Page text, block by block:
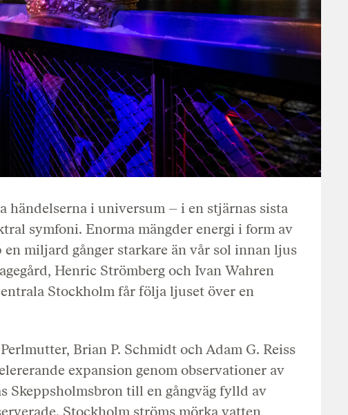
händelserna i universum – i en stjärnas sista
symfoni. Enorma mängder energi i form av
miljard gånger starkare än vår sol innan ljus
Henric Strömberg och Ivan Wahren
Stockholm får följa ljuset över en
Brian P. Schmidt och Adam G. Reiss
expansion genom observationer av
Skeppsholmsbron till en gångväg fylld av